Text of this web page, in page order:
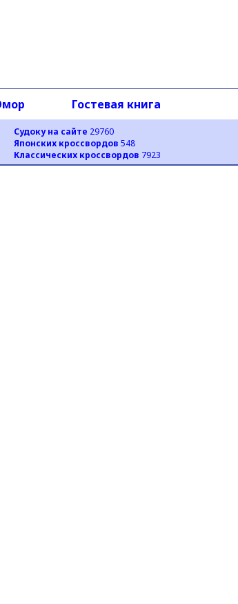
Судоку на сайте 29760
Японских кроссвордов 548
Классических кроссвордов 7923
Гостевая книга